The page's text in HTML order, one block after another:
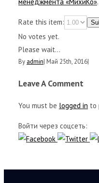
Rate this item:
No votes yet.
Please wait...
By admin| Май 25th, 2016|
Leave A Comment
You must be logged in to
Войти через соцсеть: